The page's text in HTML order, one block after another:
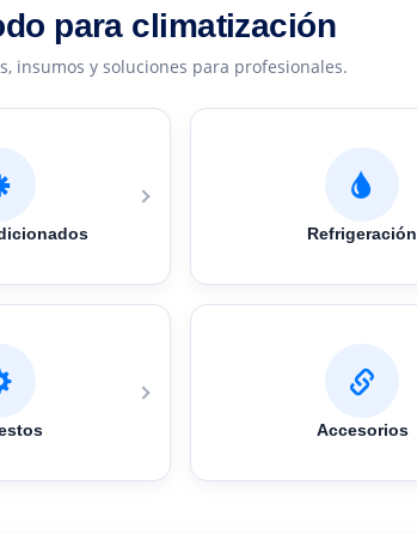
para climatización
insumos y soluciones para profesionales.
Refrigeración
Accesorios